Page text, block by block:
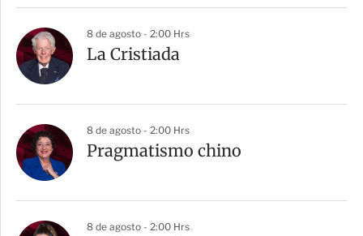
8 de agosto - 2:00 Hrs
La Cristiada
8 de agosto - 2:00 Hrs
Pragmatismo chino
8 de agosto - 2:00 Hrs